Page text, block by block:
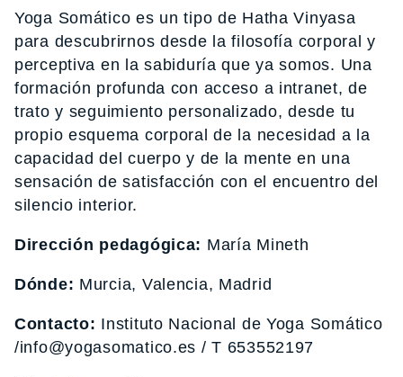
Yoga Somático es un tipo de Hatha Vinyasa
para descubrirnos desde la filosofía corporal y
perceptiva en la sabiduría que ya somos. Una
formación profunda con acceso a intranet, de
trato y seguimiento personalizado, desde tu
propio esquema corporal de la necesidad a la
capacidad del cuerpo y de la mente en una
sensación de satisfacción con el encuentro del
silencio interior.
Dirección pedagógica: María Mineth
Dónde: Murcia, Valencia, Madrid
Contacto: Instituto Nacional de Yoga Somático
/info@yogasomatico.es / T 653552197